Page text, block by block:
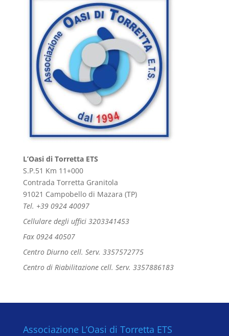
L’Oasi di Torretta ETS
S.P.51 Km 11+000
Contrada Torretta Granitola
91021 Campobello di Mazara (TP)
Tel. +39 0924 40097
Cellulare degli uffici 3203341453
Fax 0924 40507
Centro Diurno cell. Serv. 3357572775
Centro di Riabilitazione cell. Serv. 3357886183
Associazione L’Oasi di Torretta ETS